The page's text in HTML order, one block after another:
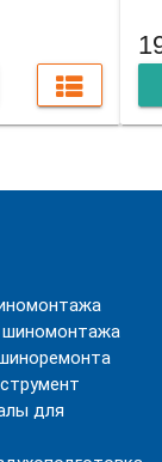
шиномонтажа
для